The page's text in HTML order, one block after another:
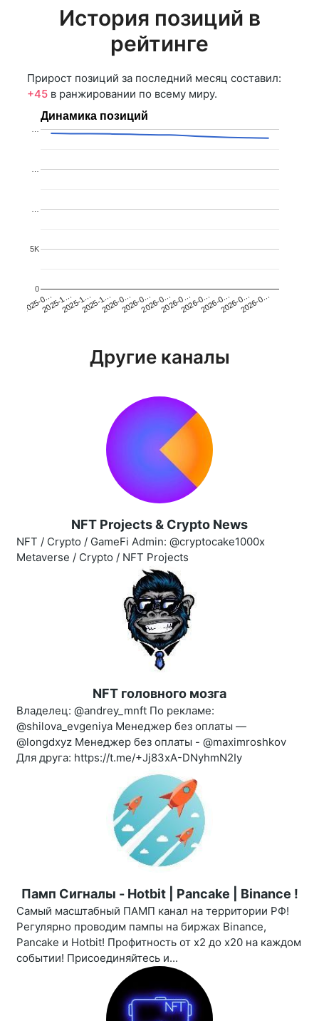
История позиций в
рейтинге
Прирост позиций за последний месяц составил:
+45 в ранжировании по всему миру.
Динамика позиций
2025-0…2025-1…2025-1…2025-1…2026-0…2026-0…2026-0…2026-0…2026-0…2026-0…2026-0…2026-0…
0
5K
…
…
…
Другие каналы
NFT Projects & Crypto News
NFT / Crypto / GameFi Admin: @cryptocake1000x
Metaverse / Crypto / NFT Projects
NFT головного мозга
Владелец: @andrey_mnft По рекламе:
@shilova_evgeniya Менеджер без оплаты —
@longdxyz Менеджер без оплаты - @maximroshkov
Для друга: https://t.me/+Jj83xA-DNyhmN2Iy
Памп Сигналы - Hotbit | Pancake | Binance !
Самый масштабный ПАМП канал на территории РФ!
Регулярно проводим пампы на биржах Binance,
Pancake и Hotbit! Профитность от х2 до х20 на каждом
событии! Присоединяйтесь и...